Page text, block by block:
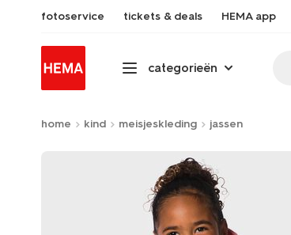
fotoservice tickets & deals HEMA app
categorieën
home kind meisjeskleding jassen